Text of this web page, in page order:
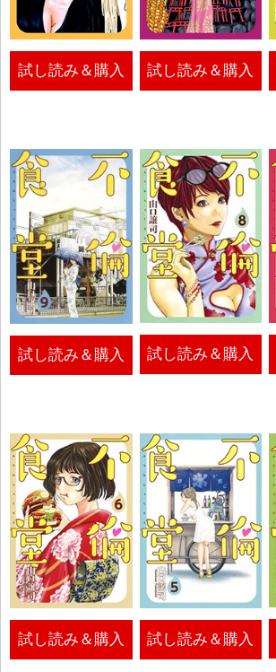
試し読み＆購入 試し読み＆購入
試し読み＆購入 試し読み＆購入
試し読み＆購入 試し読み＆購入